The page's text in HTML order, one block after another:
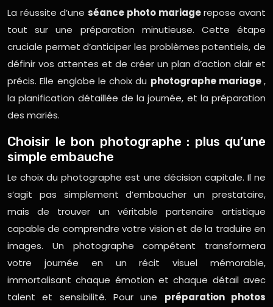
La réussite d’une séance photo mariagerepose avant
tout sur une préparation minutieuse. Cette étape
cruciale permet d’anticiper les problèmes potentiels, de
définir vos attentes et de créer un plan d’action clair et
précis. Elle englobe le choix du photographe mariage,
la planification détaillée de la journée, et la préparation
des mariés.
Choisir le bon photographe : plus qu’une
simple embauche
Le choix du photographe est une décision capitale. Il ne
s’agit pas simplement d’embaucher un prestataire,
mais de trouver un véritable partenaire artistique
capable de comprendre votre vision et de la traduire en
images. Un photographe compétent transformera
votre journée en un récit visuel mémorable,
immortalisant chaque émotion et chaque détail avec
talent et sensibilité. Pour une préparation photos